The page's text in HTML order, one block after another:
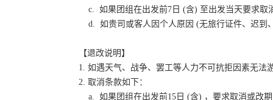
c. 如果团组在出发前7日 (含) 至出发当天要求取
d. 如贵司或客人因个人原因 (无旅行证件、迟到
【退改说明】
1. 如遇天气、战争、罢工等人力不可抗拒因素无
2. 取消条款如下：
a. 如果团组在出发前15日 (含) ，要求取消或改